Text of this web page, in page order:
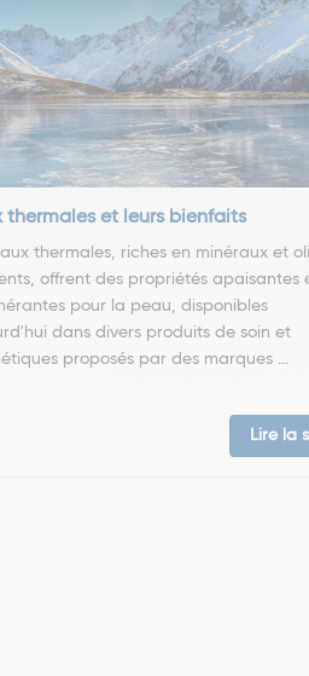
thermales et leurs bienfaits
thermales, riches en minéraux et
offrent des propriétés apaisantes
pour la peau, disponibles
dans divers produits de soin et
proposés par des marques ...
Lire la